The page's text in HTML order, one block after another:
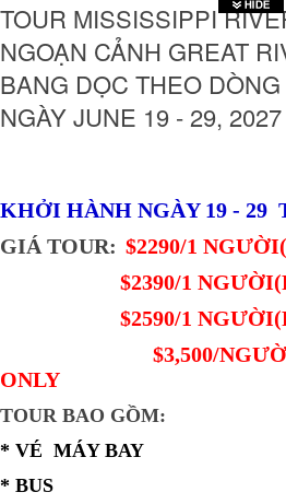
TOUR MISSISSIPPI
NGOẠN CẢNH GREAT
BANG DỌC THEO
NGÀY JUNE 19 - 29, 2027
KHỞI HÀNH NGÀY 19 - 29
GIÁ TOUR: $2290/1
$2390/1
$2590/1
$3,500/
ONLY
TOUR BAO GỒM:
* VÉ MÁY BAY
* BUS